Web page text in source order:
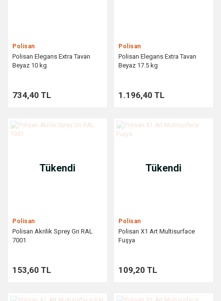
Polisan
Polisan Elegans Extra Tavan
Beyaz 10 kg
734,40 TL
Polisan
Polisan Elegans Extra Tavan
Beyaz 17.5 kg
1.196,40 TL
Tükendi
Polisan
Polisan Akrilik Sprey Gri RAL
7001
153,60 TL
Tükendi
Polisan
Polisan X1 Art Multisurface
Fuşya
109,20 TL